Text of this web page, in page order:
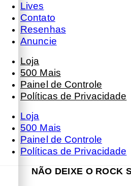
Lives
Contato
Resenhas
Anuncie
Loja
500 Mais
Painel de Controle
Políticas de Privacidade
Loja
500 Mais
Painel de Controle
Políticas de Privacidade
NÃO DEIXE O ROCK